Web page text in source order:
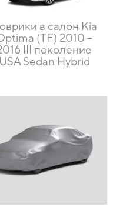
в салон Kia
(TF) 2010 –
III поколение
USA Sedan Hybrid